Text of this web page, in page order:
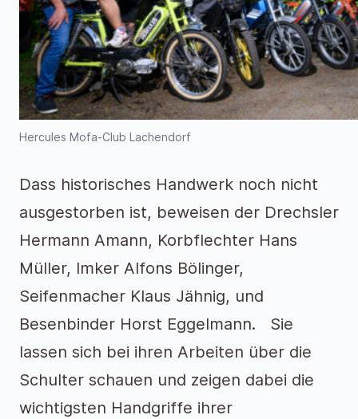
Hercules Mofa-Club Lachendorf
Dass historisches Handwerk noch nicht
ausgestorben ist, beweisen der Drechsler
Hermann Amann, Korbflechter Hans
Müller, Imker Alfons Bölinger,
Seifenmacher Klaus Jähnig, und
Besenbinder Horst Eggelmann. Sie
lassen sich bei ihren Arbeiten über die
Schulter schauen und zeigen dabei die
wichtigsten Handgriffe ihrer